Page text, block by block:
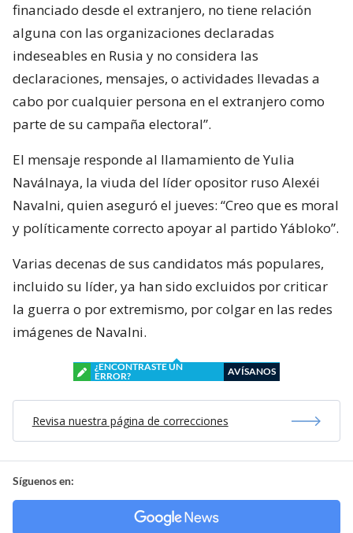
financiado desde el extranjero, no tiene relación
alguna con las organizaciones declaradas
indeseables en Rusia y no considera las
declaraciones, mensajes, o actividades llevadas a
cabo por cualquier persona en el extranjero como
parte de su campaña electoral”.
El mensaje responde al llamamiento de Yulia
Naválnaya, la viuda del líder opositor ruso Alexéi
Navalni, quien aseguró el jueves: “Creo que es moral
y políticamente correcto apoyar al partido Yábloko”.
Varias decenas de sus candidatos más populares,
incluido su líder, ya han sido excluidos por criticar
la guerra o por extremismo, por colgar en las redes
imágenes de Navalni.
¿ENCONTRASTE UN
ERROR?
AVÍSANOS
Revisa nuestra página de correcciones
Síguenos en: